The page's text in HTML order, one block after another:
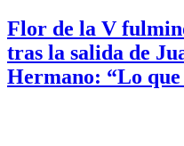
Flor de la V
tras la salida de
Hermano: “Lo que